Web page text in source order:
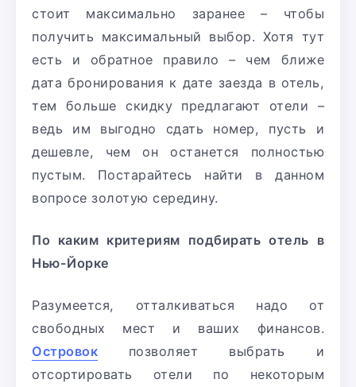
стоит максимально заранее – чтобы
получить максимальный выбор. Хотя тут
есть и обратное правило – чем ближе
дата бронирования к дате заезда в отель,
тем больше скидку предлагают отели –
ведь им выгодно сдать номер, пусть и
дешевле, чем он останется полностью
пустым. Постарайтесь найти в данном
вопросе золотую середину.
По каким критериям подбирать отель в
Нью-Йорке
Разумеется, отталкиваться надо от
свободных мест и ваших финансов.
Островок позволяет выбрать и
отсортировать отели по некоторым